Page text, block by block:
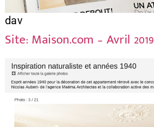
dav
Site: Maison.com – Avril 2019